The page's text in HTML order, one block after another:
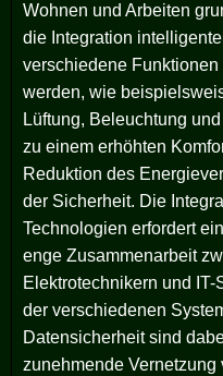
Wohnen und Arbeiten
die Integration
verschiedene
werden, wie
Lüftung, Beleuchtung
zu einem erhöhten
Reduktion des
der Sicherheit. Die
Technologien erfordert
enge Zusammenarbeit
Elektrotechnikern und
der verschiedenen
Datensicherheit sind
zunehmende Vernetzung